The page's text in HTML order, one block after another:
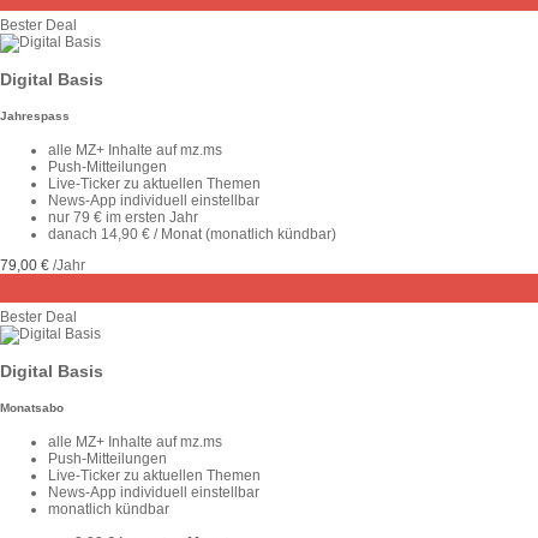
Bester Deal
Digital Basis
Jahrespass
alle MZ+ Inhalte auf mz.ms
Push-Mitteilungen
Live-Ticker zu aktuellen Themen
News-App individuell einstellbar
nur 79 € im ersten Jahr
danach 14,90 € / Monat (monatlich kündbar)
79,00 € /Jahr
Bester Deal
Digital Basis
Monatsabo
alle MZ+ Inhalte auf mz.ms
Push-Mitteilungen
Live-Ticker zu aktuellen Themen
News-App individuell einstellbar
monatlich kündbar